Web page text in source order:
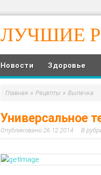
ЛУЧШИЕ
Новости Здоровье
Главная » Рецепты » Выпечка
Универсальное
26.12.2014